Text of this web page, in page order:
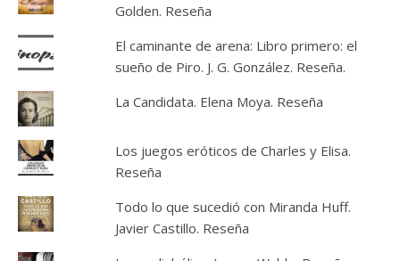
Golden. Reseña
El caminante de arena: Libro primero: el
sueño de Piro. J. G. González. Reseña.
La Candidata. Elena Moya. Reseña
Los juegos eróticos de Charles y Elisa.
Reseña
Todo lo que sucedió con Miranda Huff.
Javier Castillo. Reseña